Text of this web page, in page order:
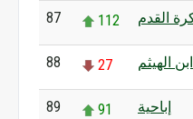
87 112 القدم
88 27 ابن الهيثم
89 91 إباحية